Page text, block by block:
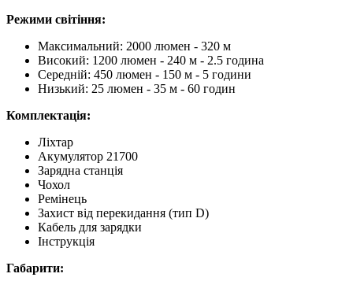
Режими світіння:
Максимальний: 2000 люмен - 320 м
Високий: 1200 люмен - 240 м - 2.5 година
Середній: 450 люмен - 150 м - 5 години
Низький: 25 люмен - 35 м - 60 годин
Комплектація:
Ліхтар
Акумулятор 21700
Зарядна станція
Чохол
Ремінець
Захист від перекидання (тип D)
Кабель для зарядки
Інструкція
Габарити: